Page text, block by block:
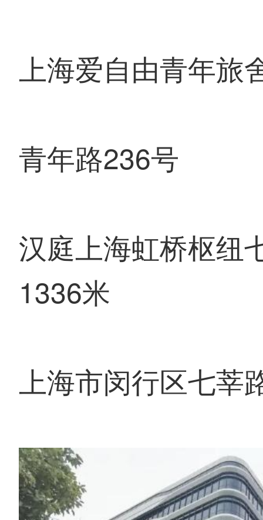
上海爱自由青年旅
青年路236号
汉庭上海虹桥枢纽
1336米
上海市闵行区七莘